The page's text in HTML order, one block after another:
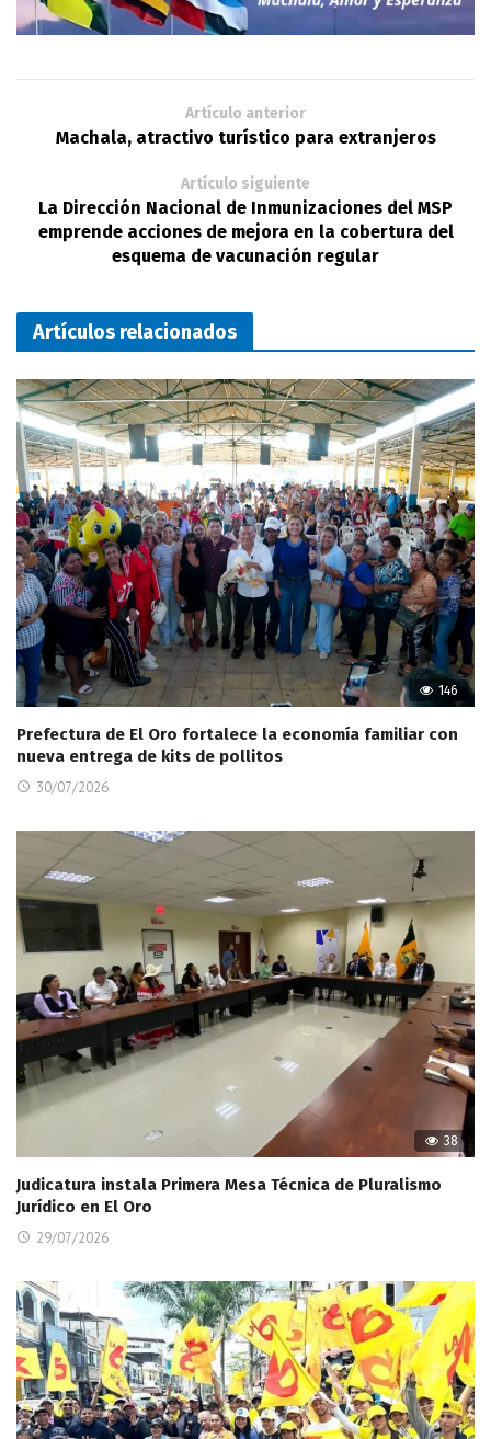
Artículo anterior
Machala, atractivo turístico para extranjeros
Artículo siguiente
La Dirección Nacional de Inmunizaciones del MSP
emprende acciones de mejora en la cobertura del
esquema de vacunación regular
Artículos relacionados
146
Prefectura de El Oro fortalece la economía familiar con
nueva entrega de kits de pollitos
30/07/2026
38
Judicatura instala Primera Mesa Técnica de Pluralismo
Jurídico en El Oro
29/07/2026